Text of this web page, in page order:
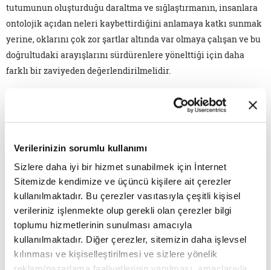
Verilerinizin sorumlu kullanımı
Sizlere daha iyi bir hizmet sunabilmek için İnternet
Sitemizde kendimize ve üçüncü kişilere ait çerezler
kullanılmaktadır. Bu çerezler vasıtasıyla çeşitli kişisel
verileriniz işlenmekte olup gerekli olan çerezler bilgi
toplumu hizmetlerinin sunulması amacıyla
kullanılmaktadır. Diğer çerezler, sitemizin daha işlevsel
kılınması ve kişiselleştirilmesi ve sizlere yönelik
tutumunun oluşturduğu daraltma ve sığlaştırmanın, insanlara
ontolojik açıdan neleri kaybettirdiğini anlamaya katkı sunmak
yerine, oklarını çok zor şartlar altında var olmaya çalışan ve bu
doğrultudaki arayışlarını sürdürenlere yönelttiği için daha
farklı bir zaviyeden değerlendirilmelidir.
Günümüz Türkiye'sinde sekülerizm ve türevi kavramların
yakın tarihteki serencamına bakmak çeşitli siyasi veya fikrî
sunabilir. 1960'lardan sonra dini tekrar gündeme getiren
"desekülarizasyon" veya dine dönüş temasının işlendiği
sosyolojik metinlerin memlekete yansıması hayli geç olmuştur.
Uygarlık getirdiği varsayılan süreçlere övgü edebiyatı ve
meseleyi kavrama yetkinliği tartışılır resmî tarih destekli
çalışmaları bir kenara bırakacak olursak, 1980'lere kadar